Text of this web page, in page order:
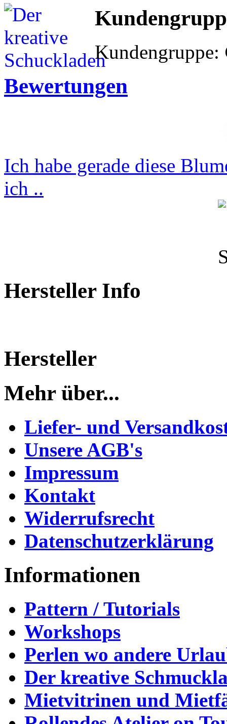
Kundengruppe:
Bewertungen
Ich habe gerade diese
ich ..
Hersteller Info
Hersteller
Mehr über...
Liefer- und
Unsere AGB's
Impressum
Kontakt
Widerrufsrecht
Datenschutzerklärung
Informationen
Pattern / Tutorials
Workshops
Perlen wo andere
Der kreative
Mietvitrinen und